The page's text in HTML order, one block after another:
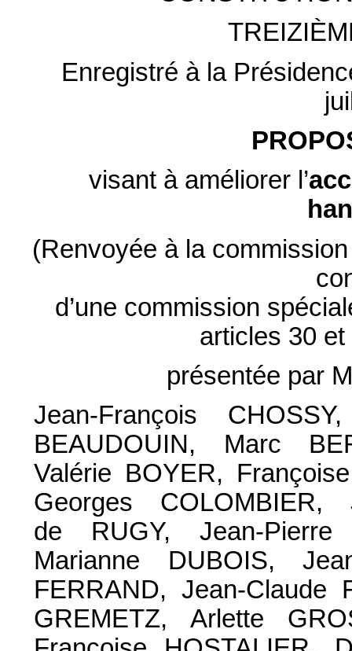
Enregistré à la
visant à améliorer l’
(Renvoyée à la
d’une commission
articles 30
présentée par
Jean-François
BEAUDOUIN, Marc
Valérie BOYER,
Georges COLOMBIER,
de RUGY, Jean-Pierre
Marianne DUBOIS,
FERRAND, Jean-Claude
GREMETZ, Arlette